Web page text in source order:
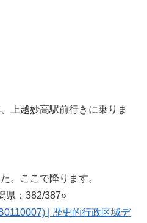
上越妙高駅前行きに乗りま
。ここで降ります。
県：382/387»
| 歴史的行政区域デ